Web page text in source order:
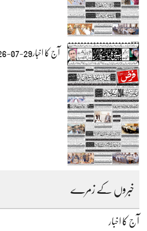
آج کا اخبار29-07-2026
خبروں کے زمرے
آج کا اخبار